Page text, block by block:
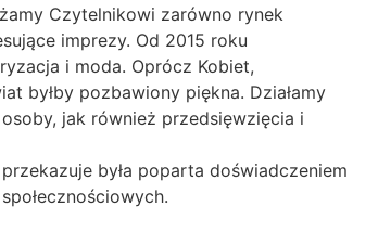
Czytelnikowi zarówno rynek
imprezy. Od 2015 roku
i moda. Oprócz Kobiet,
byłby pozbawiony piękna. Działamy
jak również przedsięwzięcia i
była poparta doświadczeniem